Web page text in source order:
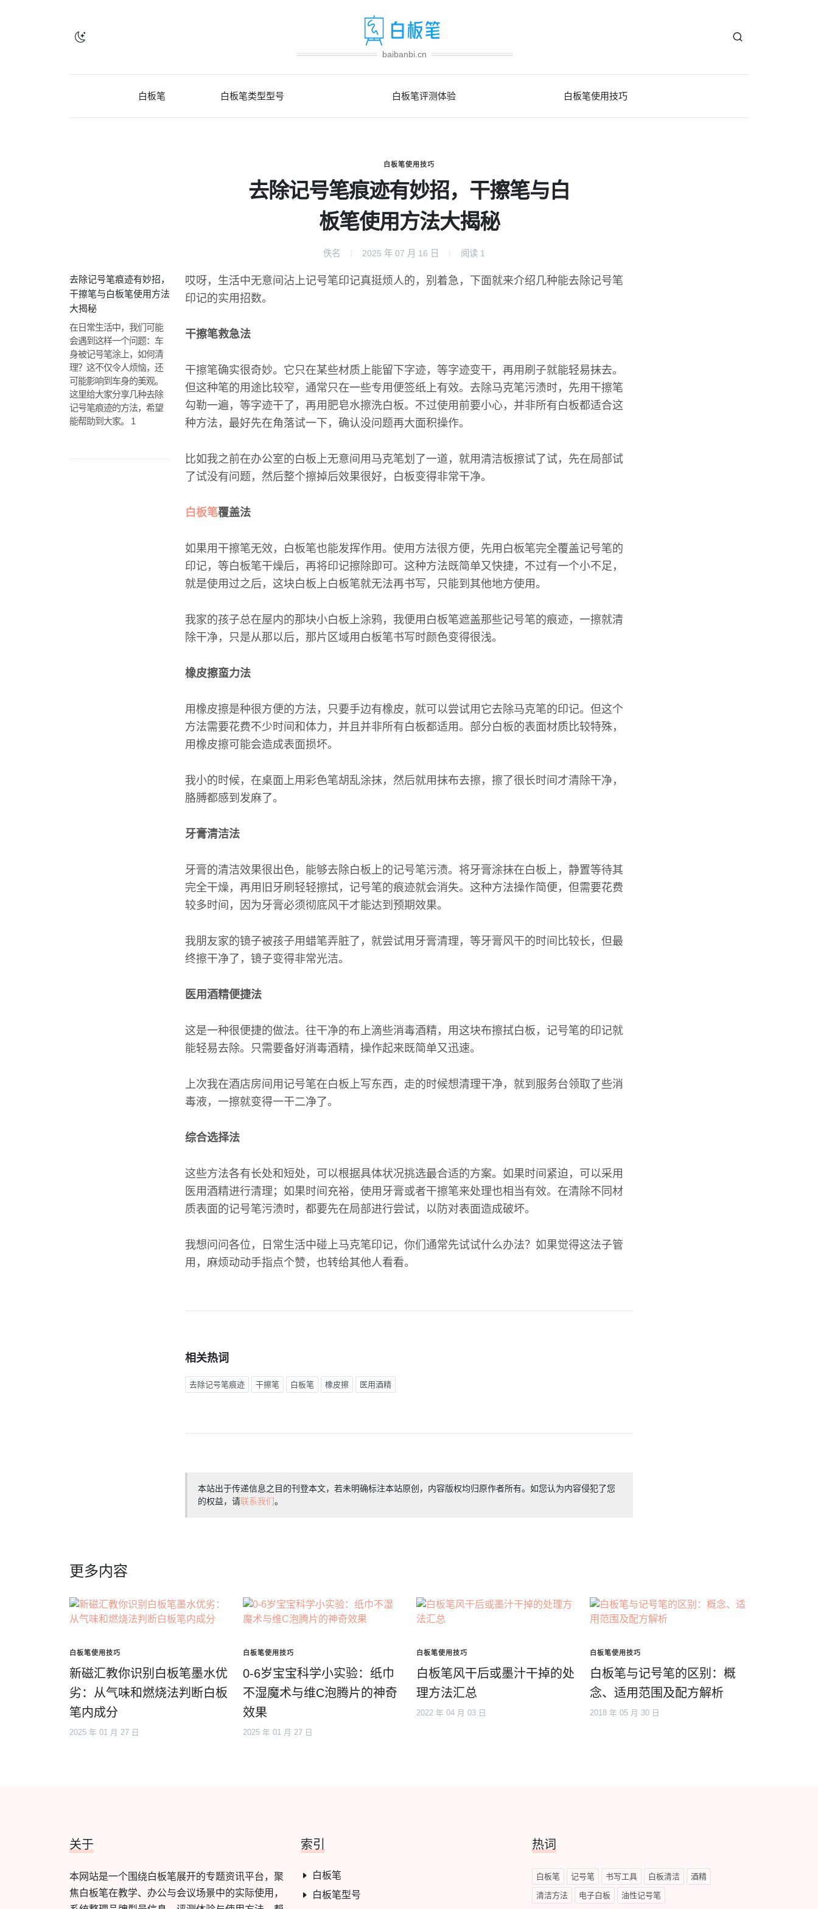
baibanbi.cn
白板笔 白板笔类型型号 白板笔评测体验 白板笔使用技巧
白板笔使用技巧
去除记号笔痕迹有妙招，干擦笔与白
板笔使用方法大揭秘
佚名 2025 年 07 月 16 日 阅读 1
去除记号笔痕迹有妙招，
干擦笔与白板笔使用方法
大揭秘
在日常生活中，我们可能
会遇到这样一个问题：车
身被记号笔涂上，如何清
理？这不仅令人烦恼，还
可能影响到车身的美观。
这里给大家分享几种去除
记号笔痕迹的方法，希望
能帮助到大家。 1
哎呀，生活中无意间沾上记号笔印记真挺烦人的，别着急，下面就来介绍几种能去除记号笔
印记的实用招数。
干擦笔救急法
干擦笔确实很奇妙。它只在某些材质上能留下字迹，等字迹变干，再用刷子就能轻易抹去。
但这种笔的用途比较窄，通常只在一些专用便签纸上有效。去除马克笔污渍时，先用干擦笔
勾勒一遍，等字迹干了，再用肥皂水擦洗白板。不过使用前要小心，并非所有白板都适合这
种方法，最好先在角落试一下，确认没问题再大面积操作。
比如我之前在办公室的白板上无意间用马克笔划了一道，就用清洁板擦试了试，先在局部试
了试没有问题，然后整个擦掉后效果很好，白板变得非常干净。
白板笔覆盖法
如果用干擦笔无效，白板笔也能发挥作用。使用方法很方便，先用白板笔完全覆盖记号笔的
印记，等白板笔干燥后，再将印记擦除即可。这种方法既简单又快捷，不过有一个小不足，
就是使用过之后，这块白板上白板笔就无法再书写，只能到其他地方使用。
我家的孩子总在屋内的那块小白板上涂鸦，我便用白板笔遮盖那些记号笔的痕迹，一擦就清
除干净，只是从那以后，那片区域用白板笔书写时颜色变得很浅。
橡皮擦蛮力法
用橡皮擦是种很方便的方法，只要手边有橡皮，就可以尝试用它去除马克笔的印记。但这个
方法需要花费不少时间和体力，并且并非所有白板都适用。部分白板的表面材质比较特殊，
用橡皮擦可能会造成表面损坏。
我小的时候，在桌面上用彩色笔胡乱涂抹，然后就用抹布去擦，擦了很长时间才清除干净，
胳膊都感到发麻了。
牙膏清洁法
牙膏的清洁效果很出色，能够去除白板上的记号笔污渍。将牙膏涂抹在白板上，静置等待其
完全干燥，再用旧牙刷轻轻擦拭，记号笔的痕迹就会消失。这种方法操作简便，但需要花费
较多时间，因为牙膏必须彻底风干才能达到预期效果。
我朋友家的镜子被孩子用蜡笔弄脏了，就尝试用牙膏清理，等牙膏风干的时间比较长，但最
终擦干净了，镜子变得非常光洁。
医用酒精便捷法
这是一种很便捷的做法。往干净的布上滴些消毒酒精，用这块布擦拭白板，记号笔的印记就
能轻易去除。只需要备好消毒酒精，操作起来既简单又迅速。
上次我在酒店房间用记号笔在白板上写东西，走的时候想清理干净，就到服务台领取了些消
毒液，一擦就变得一干二净了。
综合选择法
这些方法各有长处和短处，可以根据具体状况挑选最合适的方案。如果时间紧迫，可以采用
医用酒精进行清理；如果时间充裕，使用牙膏或者干擦笔来处理也相当有效。在清除不同材
质表面的记号笔污渍时，都要先在局部进行尝试，以防对表面造成破坏。
我想问问各位，日常生活中碰上马克笔印记，你们通常先试试什么办法？如果觉得这法子管
用，麻烦动动手指点个赞，也转给其他人看看。
相关热词
去除记号笔痕迹 干擦笔 白板笔 橡皮擦 医用酒精
本站出于传递信息之目的刊登本文，若未明确标注本站原创，内容版权均归原作者所有。如您认为内容侵犯了您
的权益，请联系我们。
更多内容
白板笔使用技巧
新磁汇教你识别白板笔墨水优
劣：从气味和燃烧法判断白板
笔内成分
2025 年 01 月 27 日
白板笔使用技巧
0-6岁宝宝科学小实验：纸巾
不湿魔术与维C泡腾片的神奇
效果
2025 年 01 月 27 日
白板笔使用技巧
白板笔风干后或墨汁干掉的处
理方法汇总
2022 年 04 月 03 日
白板笔使用技巧
白板笔与记号笔的区别：概
念、适用范围及配方解析
2018 年 05 月 30 日
关于
本网站是一个围绕白板笔展开的专题资讯平台，聚
焦白板笔在教学、办公与会议场景中的实际使用，
索引
白板笔
白板笔型号
热词
白板笔 记号笔 书写工具 白板清洁 酒精
清洁方法 电子白板 油性记号笔